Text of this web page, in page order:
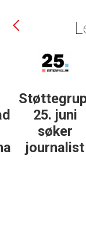
25. juni
søker
journalist